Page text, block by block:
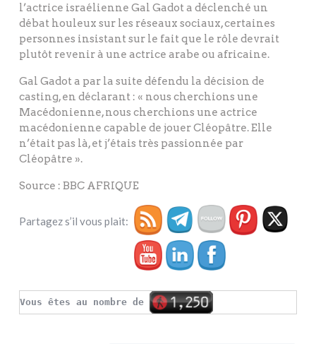
l’actrice israélienne Gal Gadot a déclenché un
débat houleux sur les réseaux sociaux, certaines
personnes insistant sur le fait que le rôle devrait
plutôt revenir à une actrice arabe ou africaine.
Gal Gadot a par la suite défendu la décision de
casting, en déclarant : « nous cherchions une
Macédonienne, nous cherchions une actrice
macédonienne capable de jouer Cléopâtre. Elle
n’était pas là, et j’étais très passionnée par
Cléopâtre ».
Source : BBC AFRIQUE
Partagez s’il vous plait:
Vous êtes au nombre de